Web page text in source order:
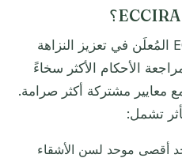
في حين يتمثل هدف ECCIRA المُعلَن في تعزيز النزاهة
الأحكام الأكثر سخاءً
معايير مشتركة أكثر صرامة.
تشمل:
أقصى موحد لسن الأشقاء